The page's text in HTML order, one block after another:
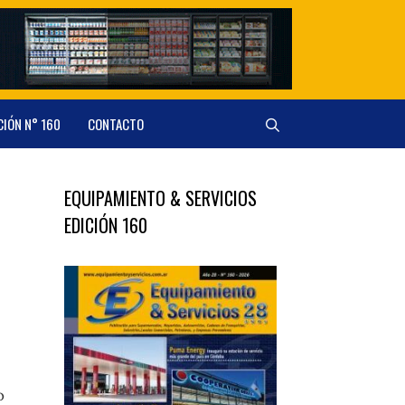
N° 160 CONTACTO
EQUIPAMIENTO & SERVICIOS
EDICIÓN 160